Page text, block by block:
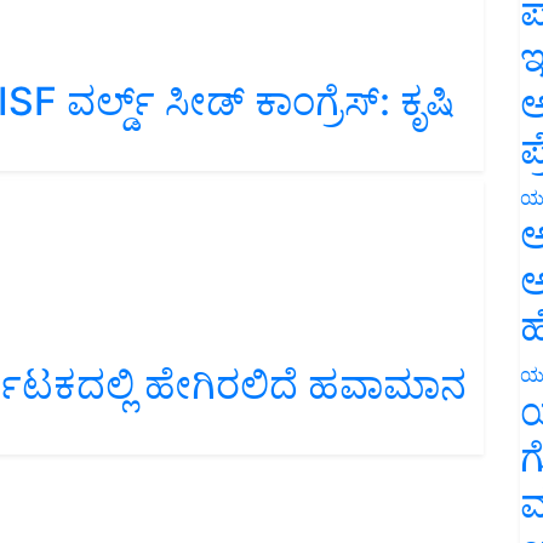
ವರ್ಲ್ಡ್ ಸೀಡ್ ಕಾಂಗ್ರೆಸ್: ಕೃಷಿ
ಹೇಗಿರಲಿದೆ ಹವಾಮಾನ